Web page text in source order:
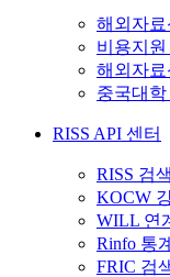
해외자료
비용지원
해외자료
중국대
RISS API 센터
RISS 검
KOCW
WILL 연
Rinfo 통
FRIC 검